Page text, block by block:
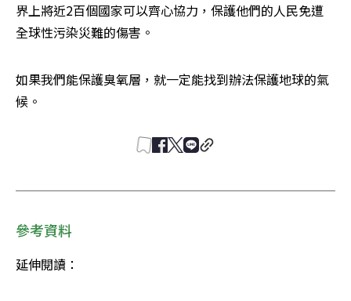
界上將近2百個國家可以齊心協力，保護他們的人民免遭
全球性污染災難的傷害。
如果我們能保護臭氧層，就一定能找到辦法保護地球的氣
候。
參考資料
延伸閱讀：